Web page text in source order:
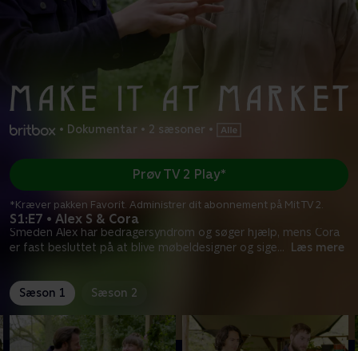
• Dokumentar • 2 sæsoner •
S1:E7 • Alex S & Cora
Smeden Alex har bedragersyndrom og søger hjælp, mens Cora
er fast besluttet på at blive møbeldesigner og sige... Læs mere
Prøv TV 2 Play*
*Kræver pakken Favorit. Administrer dit abonnement på Mit TV 2.
Sæson 1 Sæson 2